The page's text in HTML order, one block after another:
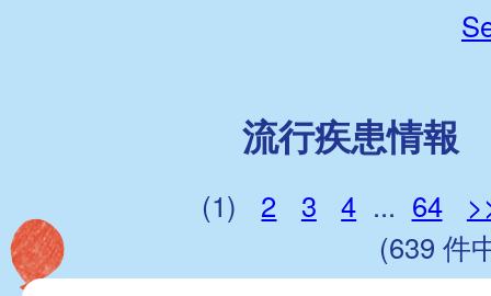
流行疾患情報
(1) 2 3 4 ... 64
(639 件